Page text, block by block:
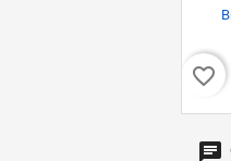
favorite_border